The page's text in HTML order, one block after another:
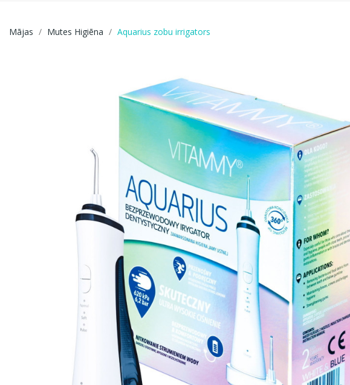
Mājas Mutes Higiēna Aquarius zobu irrigators